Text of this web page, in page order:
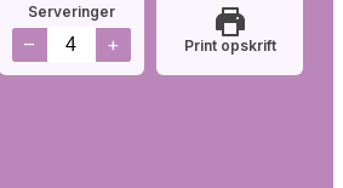
Serveringer
– + Print opskrift